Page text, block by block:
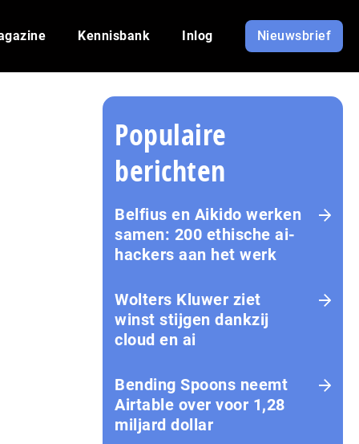
Kennisbank Inlog Nieuwsbrief
Populaire
berichten
Belfius en Aikido werken
samen: 200 ethische ai-
hackers aan het werk
Wolters Kluwer ziet
winst stijgen dankzij
cloud en ai
Bending Spoons neemt
Airtable over voor 1,28
miljard dollar